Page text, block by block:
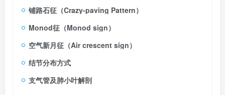
铺路石征（Crazy-paving Pattern）
Monod征（Monod sign）
空气新月征（Air crescent sign）
结节分布方式
支气管及肺小叶解剖